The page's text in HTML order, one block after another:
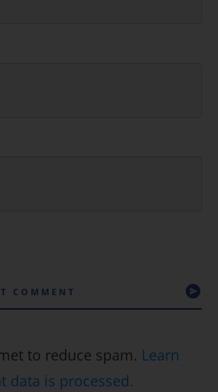
COMMENT
to reduce spam. Learn
data is processed.